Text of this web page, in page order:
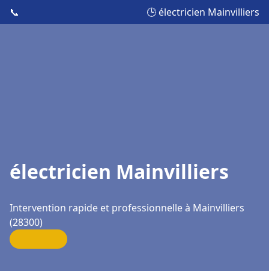
📞 🕒 électricien Mainvilliers
électricien Mainvilliers
Intervention rapide et professionnelle à Mainvilliers
(28300)